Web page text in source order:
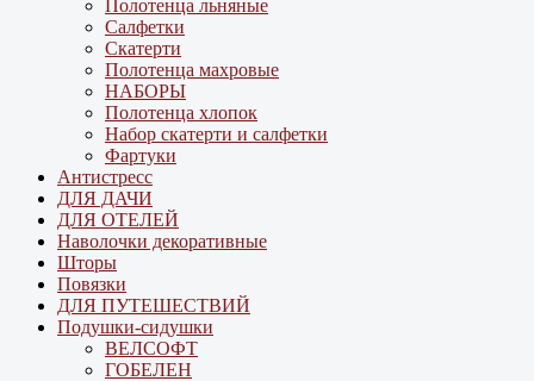
Полотенца льняные
Салфетки
Скатерти
Полотенца махровые
НАБОРЫ
Полотенца хлопок
Набор скатерти и салфетки
Фартуки
Антистресс
ДЛЯ ДАЧИ
ДЛЯ ОТЕЛЕЙ
Наволочки декоративные
Шторы
Повязки
ДЛЯ ПУТЕШЕСТВИЙ
Подушки-сидушки
ВЕЛСОФТ
ГОБЕЛЕН